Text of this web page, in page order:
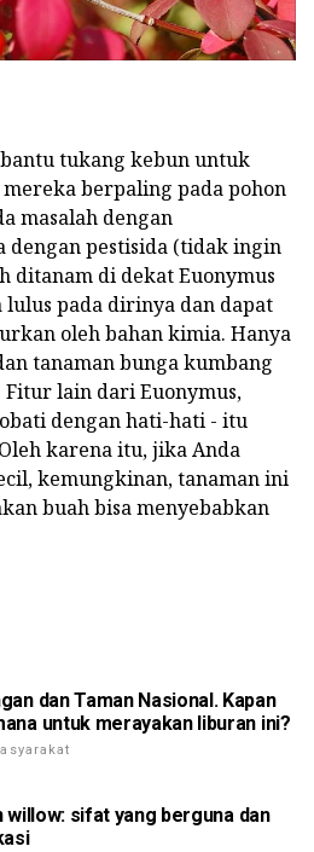
tukang kebun untuk
berpaling pada pohon
masalah dengan
dengan pestisida (tidak ingin
ditanam di dekat Euonymus
pada dirinya dan dapat
oleh bahan kimia. Hanya
tanaman bunga kumbang
lain dari Euonymus,
dengan hati-hati - itu
karena itu, jika Anda
kemungkinan, tanaman ini
buah bisa menyebabkan
dan Taman Nasional. Kapan
untuk merayakan liburan ini?
willow: sifat yang berguna dan